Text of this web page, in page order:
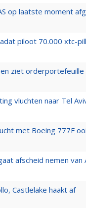
op laatste moment
piloot 70.000 xtc-
ziet
vluchten naar Tel
met Boeing 777F
afscheid nemen
Castlelake haakt af